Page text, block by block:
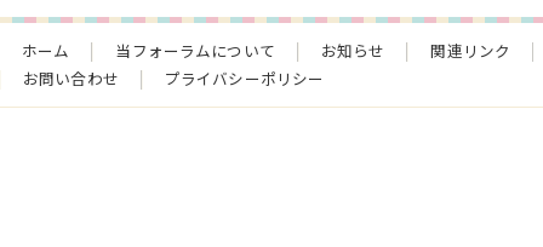
ホーム 当フォーラムについて お知らせ
関連リンク
お問い合わせ
プライバシーポリシー